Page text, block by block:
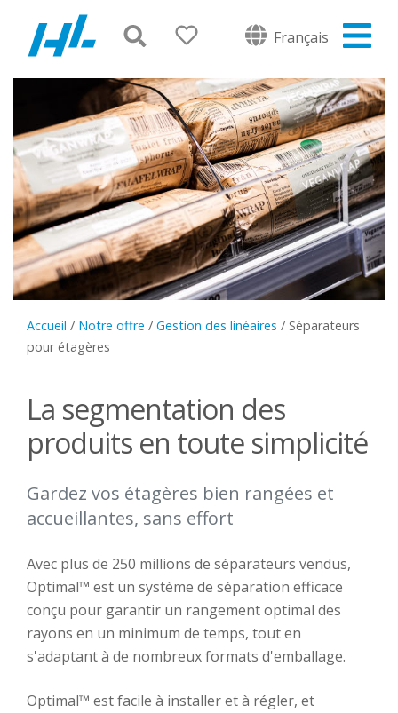
Français
Accueil / Notre offre / Gestion des linéaires / Séparateurs
pour étagères
La segmentation des
produits en toute simplicité
Gardez vos étagères bien rangées et
accueillantes, sans effort
Avec plus de 250 millions de séparateurs vendus,
Optimal™ est un système de séparation efficace
conçu pour garantir un rangement optimal des
rayons en un minimum de temps, tout en
s'adaptant à de nombreux formats d'emballage.
Optimal™ est facile à installer et à régler, et